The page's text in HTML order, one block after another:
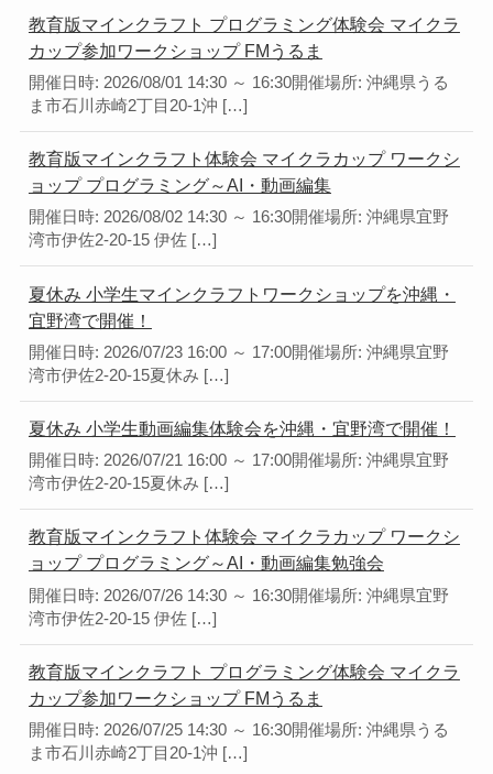
教育版マインクラフト プログラミング体験会 マイクラ
カップ参加ワークショップ FMうるま
開催日時: 2026/08/01 14:30 ～ 16:30開催場所: 沖縄県うる
ま市石川赤崎2丁目20-1沖 […]
教育版マインクラフト体験会 マイクラカップ ワークシ
ョップ プログラミング～AI・動画編集
開催日時: 2026/08/02 14:30 ～ 16:30開催場所: 沖縄県宜野
湾市伊佐2-20-15 伊佐 […]
夏休み 小学生マインクラフトワークショップを沖縄・
宜野湾で開催！
開催日時: 2026/07/23 16:00 ～ 17:00開催場所: 沖縄県宜野
湾市伊佐2-20-15夏休み […]
夏休み 小学生動画編集体験会を沖縄・宜野湾で開催！
開催日時: 2026/07/21 16:00 ～ 17:00開催場所: 沖縄県宜野
湾市伊佐2-20-15夏休み […]
教育版マインクラフト体験会 マイクラカップ ワークシ
ョップ プログラミング～AI・動画編集勉強会
開催日時: 2026/07/26 14:30 ～ 16:30開催場所: 沖縄県宜野
湾市伊佐2-20-15 伊佐 […]
教育版マインクラフト プログラミング体験会 マイクラ
カップ参加ワークショップ FMうるま
開催日時: 2026/07/25 14:30 ～ 16:30開催場所: 沖縄県うる
ま市石川赤崎2丁目20-1沖 […]